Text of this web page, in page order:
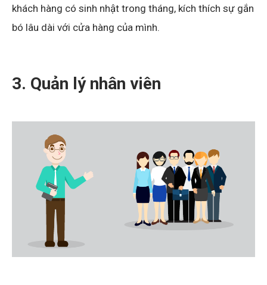
khách hàng có sinh nhật trong tháng, kích thích sự gắn
bó lâu dài với cửa hàng của mình.
3. Quản lý nhân viên